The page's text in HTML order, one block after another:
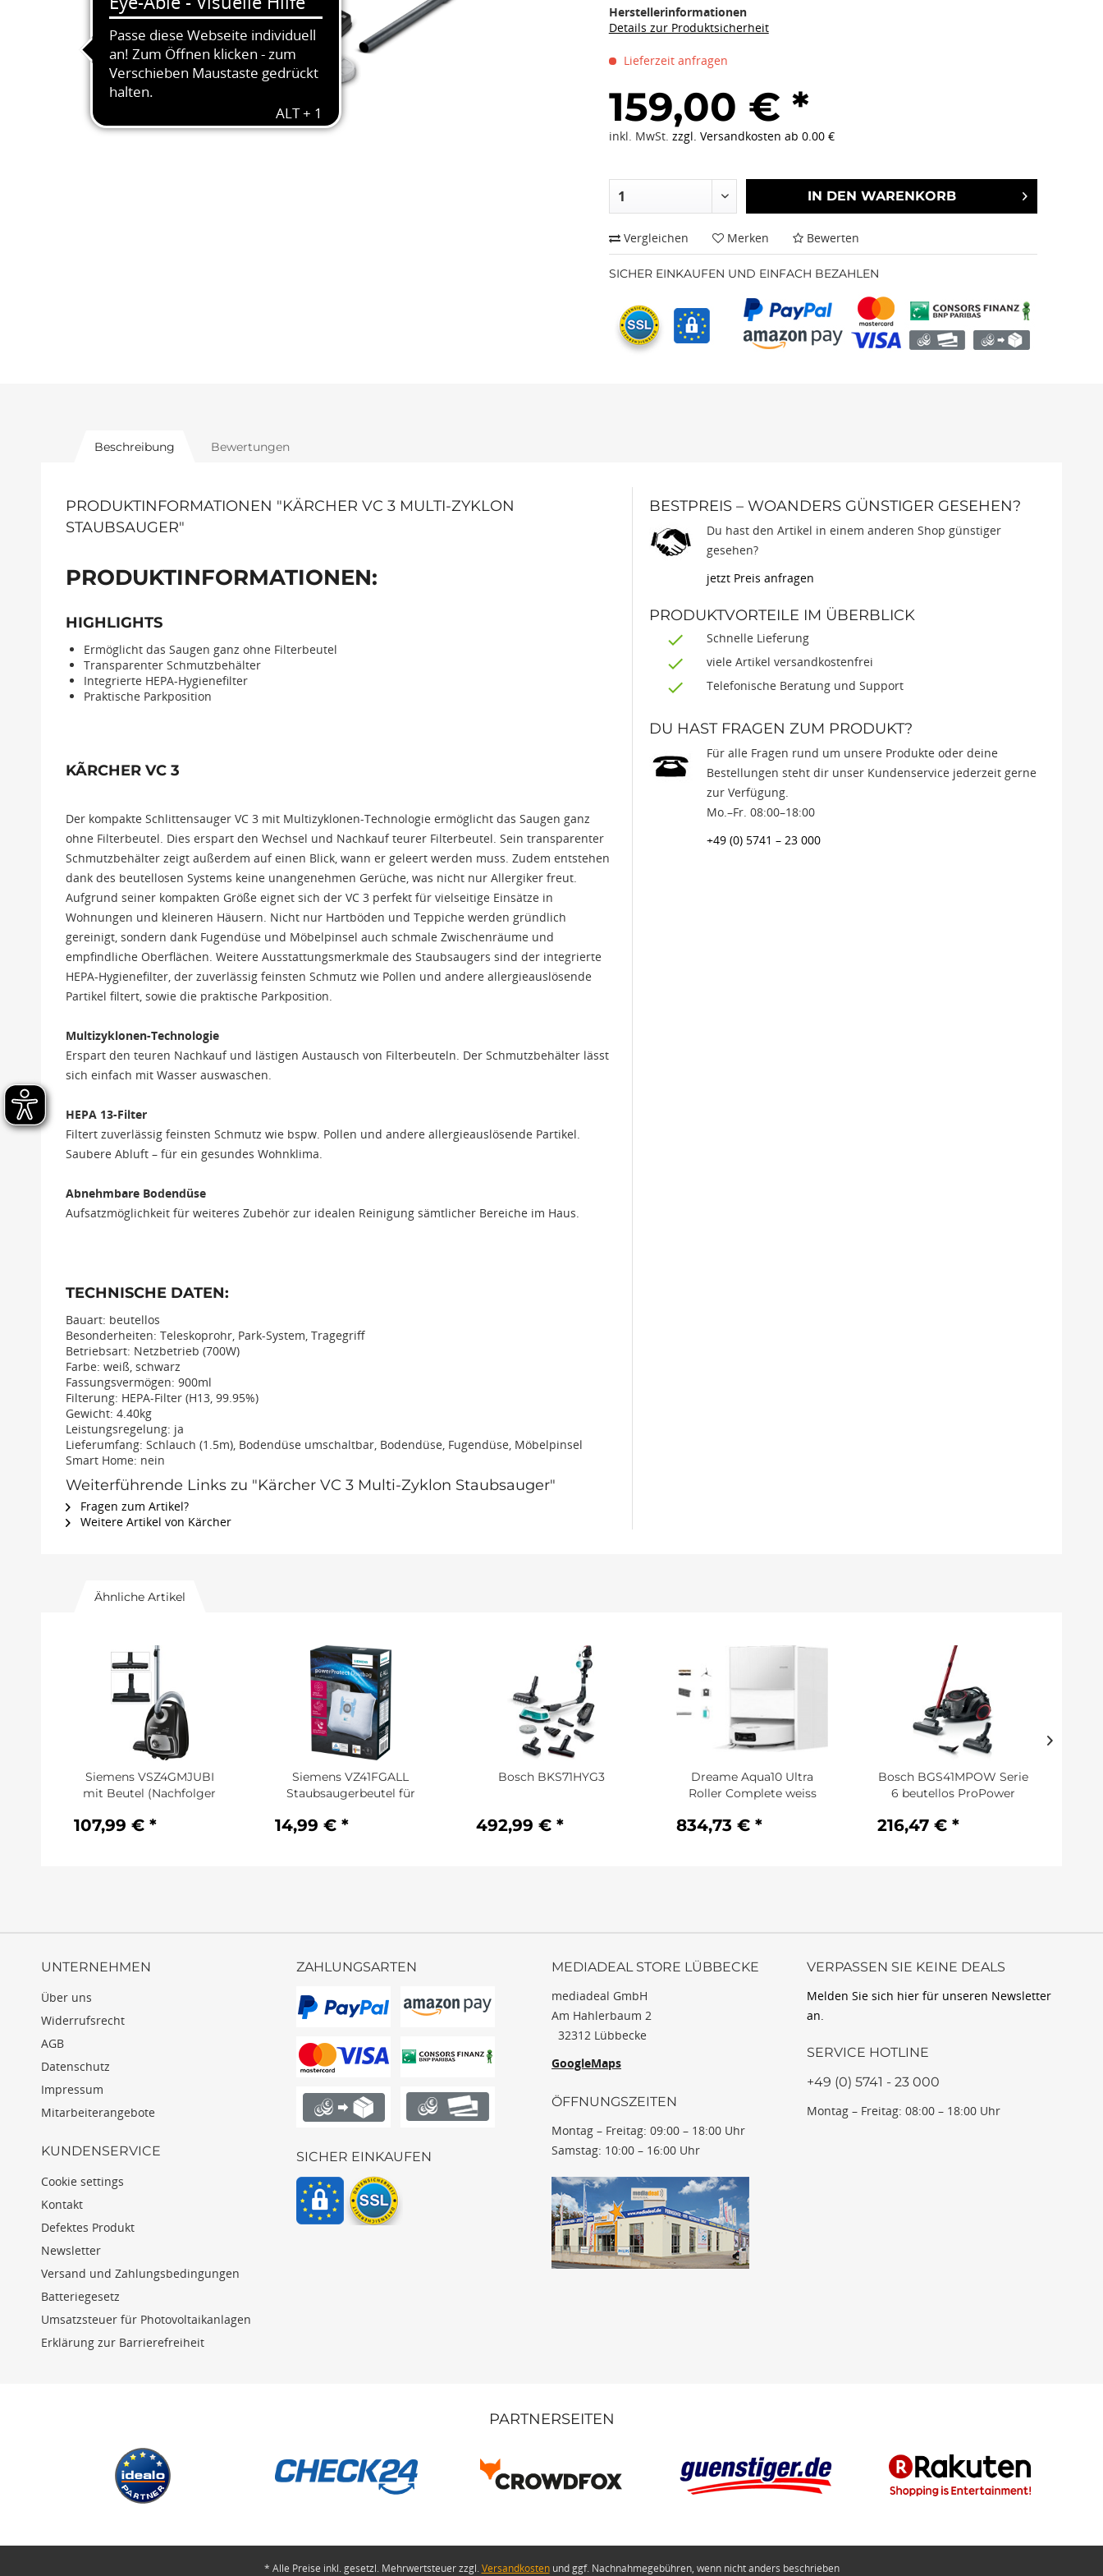
Herstellerinformationen
Details zur Produktsicherheit
Lieferzeit anfragen
159,00 € *
inkl. MwSt. zzgl. Versandkosten ab 0.00 €
IN DEN WARENKORB
Vergleichen Merken Bewerten
SICHER EINKAUFEN UND EINFACH BEZAHLEN
Beschreibung Bewertungen
PRODUKTINFORMATIONEN "KÄRCHER VC 3 MULTI-ZYKLON
STAUBSAUGER"
PRODUKTINFORMATIONEN:
HIGHLIGHTS
Ermöglicht das Saugen ganz ohne Filterbeutel
Transparenter Schmutzbehälter
Integrierte HEPA-Hygienefilter
Praktische Parkposition
KÃRCHER VC 3
Der kompakte Schlittensauger VC 3 mit Multizyklonen-Technologie ermöglicht das Saugen ganz
ohne Filterbeutel. Dies erspart den Wechsel und Nachkauf teurer Filterbeutel. Sein transparenter
Schmutzbehälter zeigt außerdem auf einen Blick, wann er geleert werden muss. Zudem entstehen
dank des beutellosen Systems keine unangenehmen Gerüche, was nicht nur Allergiker freut.
Aufgrund seiner kompakten Größe eignet sich der VC 3 perfekt für vielseitige Einsätze in
Wohnungen und kleineren Häusern. Nicht nur Hartböden und Teppiche werden gründlich
gereinigt, sondern dank Fugendüse und Möbelpinsel auch schmale Zwischenräume und
empfindliche Oberflächen. Weitere Ausstattungsmerkmale des Staubsaugers sind der integrierte
HEPA-Hygienefilter, der zuverlässig feinsten Schmutz wie Pollen und andere allergieauslösende
Partikel filtert, sowie die praktische Parkposition.
Multizyklonen-Technologie
Erspart den teuren Nachkauf und lästigen Austausch von Filterbeuteln. Der Schmutzbehälter lässt
sich einfach mit Wasser auswaschen.
HEPA 13-Filter
Filtert zuverlässig feinsten Schmutz wie bspw. Pollen und andere allergieauslösende Partikel.
Saubere Abluft – für ein gesundes Wohnklima.
Abnehmbare Bodendüse
Aufsatzmöglichkeit für weiteres Zubehör zur idealen Reinigung sämtlicher Bereiche im Haus.
TECHNISCHE DATEN:
Bauart: beutellos
Besonderheiten: Teleskoprohr, Park-System, Tragegriff
Betriebsart: Netzbetrieb (700W)
Farbe: weiß, schwarz
Fassungsvermögen: 900ml
Filterung: HEPA-Filter (H13, 99.95%)
Gewicht: 4.40kg
Leistungsregelung: ja
Lieferumfang: Schlauch (1.5m), Bodendüse umschaltbar, Bodendüse, Fugendüse, Möbelpinsel
Smart Home: nein
Weiterführende Links zu "Kärcher VC 3 Multi-Zyklon Staubsauger"
Fragen zum Artikel?
Weitere Artikel von Kärcher
BESTPREIS – WOANDERS GÜNSTIGER GESEHEN?
Du hast den Artikel in einem anderen Shop günstiger
gesehen?
jetzt Preis anfragen
PRODUKTVORTEILE IM ÜBERBLICK
Schnelle Lieferung
viele Artikel versandkostenfrei
Telefonische Beratung und Support
DU HAST FRAGEN ZUM PRODUKT?
Für alle Fragen rund um unsere Produkte oder deine
Bestellungen steht dir unser Kundenservice jederzeit gerne
zur Verfügung.
Mo.–Fr. 08:00–18:00
+49 (0) 5741 – 23 000
Ähnliche Artikel
Siemens VSZ4GMJUBI
mit Beutel (Nachfolger
107,99 € *
Siemens VZ41FGALL
Staubsaugerbeutel für
14,99 € *
Bosch BKS71HYG3
492,99 € *
Dreame Aqua10 Ultra
Roller Complete weiss
834,73 € *
Bosch BGS41MPOW Serie
6 beutellos ProPower
216,47 € *
UNTERNEHMEN
Über uns
Widerrufsrecht
AGB
Datenschutz
Impressum
Mitarbeiterangebote
KUNDENSERVICE
Cookie settings
Kontakt
Defektes Produkt
Newsletter
Versand und Zahlungsbedingungen
Batteriegesetz
Umsatzsteuer für Photovoltaikanlagen
Erklärung zur Barrierefreiheit
ZAHLUNGSARTEN
SICHER EINKAUFEN
MEDIADEAL STORE LÜBBECKE
mediadeal GmbH
Am Hahlerbaum 2
32312 Lübbecke
GoogleMaps
ÖFFNUNGSZEITEN
Montag – Freitag: 09:00 – 18:00 Uhr
Samstag: 10:00 – 16:00 Uhr
VERPASSEN SIE KEINE DEALS
Melden Sie sich hier für unseren Newsletter
an.
SERVICE HOTLINE
+49 (0) 5741 - 23 000
Montag – Freitag: 08:00 – 18:00 Uhr
PARTNERSEITEN
* Alle Preise inkl. gesetzl. Mehrwertsteuer zzgl.Versandkostenund ggf. Nachnahmegebühren, wenn nicht anders beschrieben